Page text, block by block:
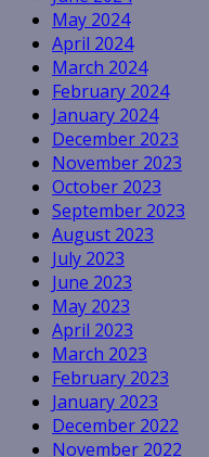
May 2024
April 2024
March 2024
February 2024
January 2024
December 2023
November 2023
October 2023
September 2023
August 2023
July 2023
June 2023
May 2023
April 2023
March 2023
February 2023
January 2023
December 2022
November 2022